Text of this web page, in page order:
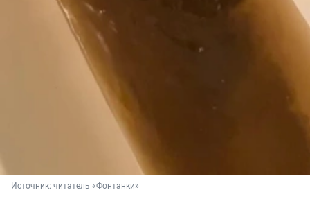
Источник: читатель «Фонтанки»